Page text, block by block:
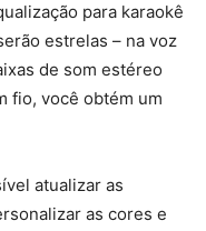
para karaokê
estrelas – na voz
de som estéreo
fio, você obtém um
atualizar as
as cores e